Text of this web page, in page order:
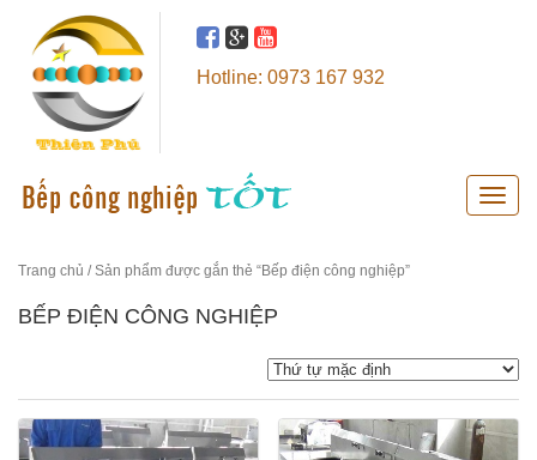
Hotline: 0973 167 932
Toggle
Trang chủ / Sản phẩm được gắn thẻ “Bếp điện công nghiệp”
BẾP ĐIỆN CÔNG NGHIỆP